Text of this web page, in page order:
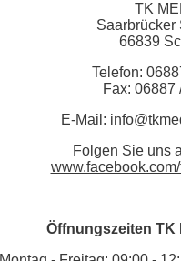
TK
Saarbrücker
66839
Telefon:
Fax: 06887
E-Mail:
Folgen Sie uns
Öffnungszeiten TK